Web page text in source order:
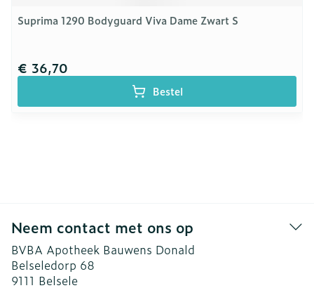
Suprima 1290 Bodyguard Viva Dame Zwart S
€ 36,70
Bestel
Neem contact met ons op
BVBA Apotheek Bauwens Donald
Belseledorp 68
9111 Belsele